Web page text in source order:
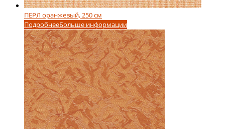
ПЕРЛ оранжевый, 250 см
ПодробнееБольше информации